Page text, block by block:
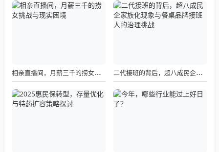
相亲直播间，月薪三千的捞女挑战与现实困境 二代接班的背后，超八成民企家族化现象与餐桌品牌接班人的治理挑战